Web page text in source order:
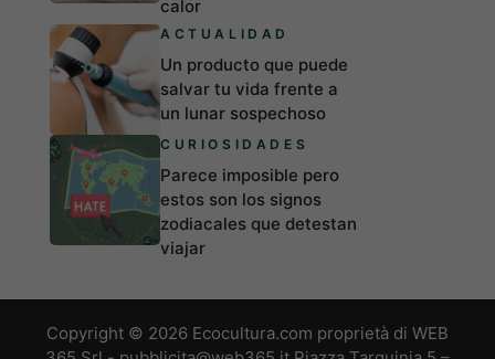
calor
ACTUALIDAD
Un producto que puede
salvar tu vida frente a
un lunar sospechoso
CURIOSIDADES
Parece imposible pero
estos son los signos
zodiacales que detestan
viajar
Copyright © 2026 Ecocultura.com proprietà di WEB